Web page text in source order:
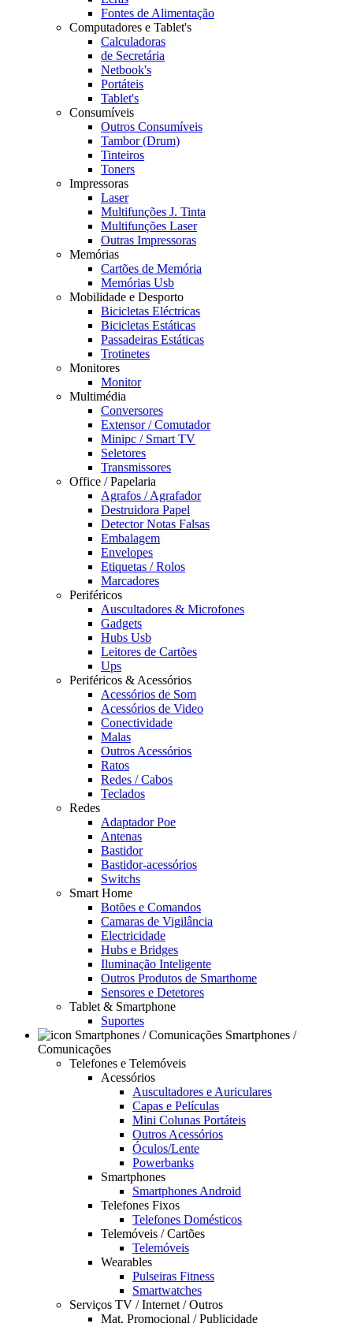
Fontes de Alimentação
Computadores e Tablet's
Calculadoras
de Secretária
Netbook's
Portáteis
Tablet's
Consumíveis
Outros Consumíveis
Tambor (Drum)
Tinteiros
Toners
Impressoras
Laser
Multifunções J. Tinta
Multifunções Laser
Outras Impressoras
Memórias
Cartões de Memória
Memórias Usb
Mobilidade e Desporto
Bicicletas Eléctricas
Bicicletas Estáticas
Passadeiras Estáticas
Trotinetes
Monitores
Monitor
Multimédia
Conversores
Extensor / Comutador
Minipc / Smart TV
Seletores
Transmissores
Office / Papelaria
Agrafos / Agrafador
Destruidora Papel
Detector Notas Falsas
Embalagem
Envelopes
Etiquetas / Rolos
Marcadores
Periféricos
Auscultadores & Microfones
Gadgets
Hubs Usb
Leitores de Cartões
Ups
Periféricos & Acessórios
Acessórios de Som
Acessórios de Video
Conectividade
Malas
Outros Acessórios
Ratos
Redes / Cabos
Teclados
Redes
Adaptador Poe
Antenas
Bastidor
Bastidor-acessórios
Switchs
Smart Home
Botões e Comandos
Camaras de Vigilância
Electricidade
Hubs e Bridges
Iluminação Inteligente
Outros Produtos de Smarthome
Sensores e Detetores
Tablet & Smartphone
Suportes
Smartphones /
Comunicações
Telefones e Telemóveis
Acessórios
Auscultadores e Auriculares
Capas e Películas
Mini Colunas Portáteis
Outros Acessórios
Óculos/Lente
Powerbanks
Smartphones
Smartphones Android
Telefones Fixos
Telefones Domésticos
Telemóveis / Cartões
Telemóveis
Wearables
Pulseiras Fitness
Smartwatches
Serviços TV / Internet / Outros
Mat. Promocional / Publicidade